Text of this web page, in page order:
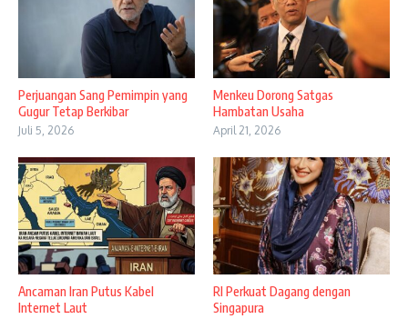
Perjuangan Sang Pemimpin yang
Gugur Tetap Berkibar
Juli 5, 2026
Menkeu Dorong Satgas
Hambatan Usaha
April 21, 2026
Ancaman Iran Putus Kabel
Internet Laut
RI Perkuat Dagang dengan
Singapura